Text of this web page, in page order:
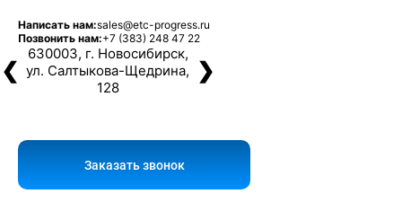
Написать нам:sales@etc-progress.ru
Позвонить нам:+7 (383) 248 47 22
630003, г. Новосибирск,
ул. Салтыкова-Щедрина,
128
❮ ❯
Заказать звонок